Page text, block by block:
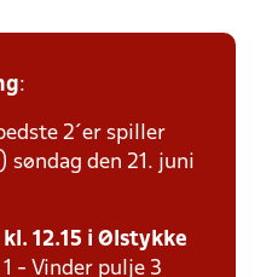
:
2´er spiller
den 21. juni
12.15 i Ølstykke
- Vinder pulje 3